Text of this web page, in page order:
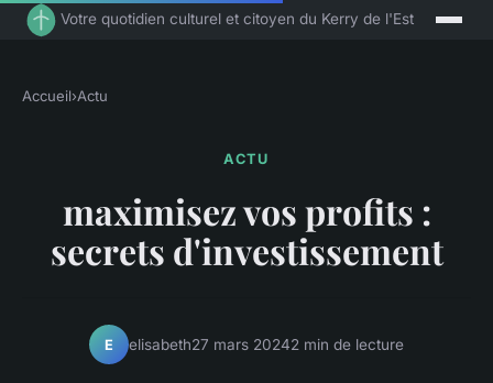
Votre quotidien culturel et citoyen du Kerry de l'Est
Accueil›Actu
ACTU
maximisez vos profits :
secrets d'investissement
E elisabeth27 mars 20242 min de lecture